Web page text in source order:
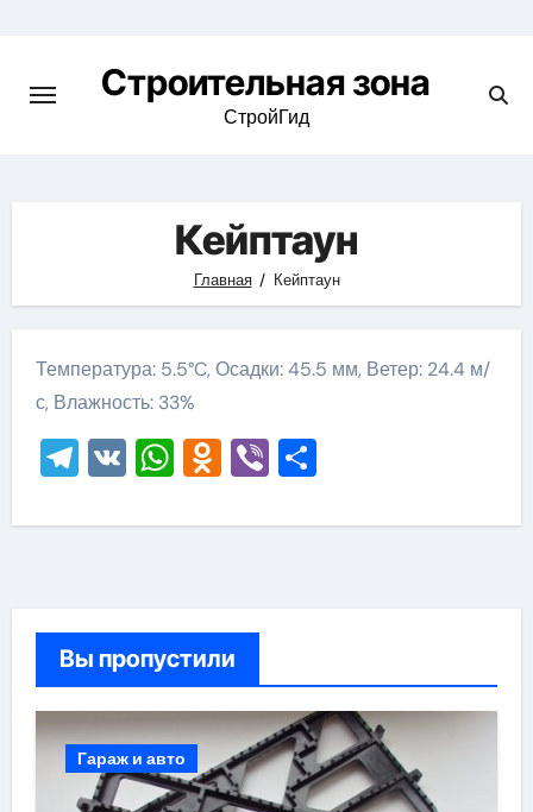
content
Строительная зона
СтройГид
Кейптаун
Главная Кейптаун
Температура: 5.5°C, Осадки: 45.5 мм, Ветер: 24.4 м/
с, Влажность: 33%
Telegram
VKWhatsApp
Odnoklassniki
ViberОтправить
Вы пропустили
Гараж и авто